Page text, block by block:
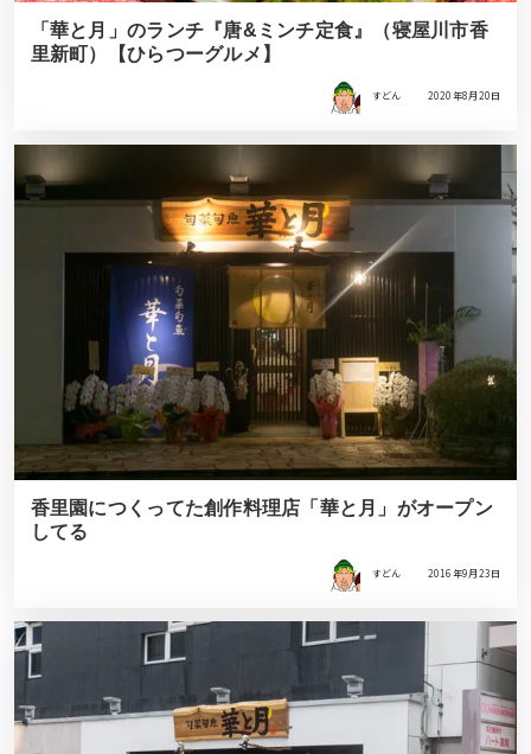
「華と月」のランチ『唐&ミンチ定食』（寝屋川市香
里新町）【ひらつーグルメ】
すどん 2020年8月20日
香里園につくってた創作料理店「華と月」がオープン
してる
すどん 2016年9月23日